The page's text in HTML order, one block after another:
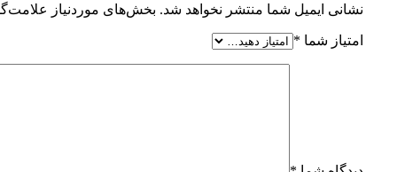
نشانی ایمیل شما منتشر نخواهد شد. بخش‌های موردنیاز
امتیاز شما *